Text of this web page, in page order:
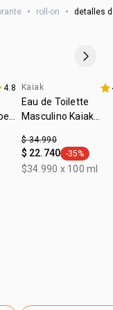
• roll-on • detalles
4.8
-35%
Kaiak
Eau de Toilette
Masculino Kaiak
$ 34.990
$ 22.740 general.tag
-35%
$34.990 x 100 ml